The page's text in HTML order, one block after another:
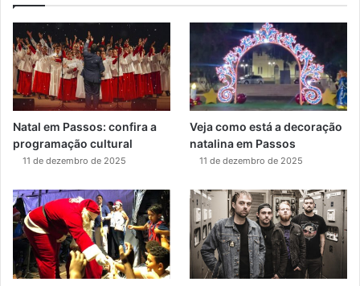
Natal em Passos: confira a
programação cultural
11 de dezembro de 2025
Veja como está a decoração
natalina em Passos
11 de dezembro de 2025